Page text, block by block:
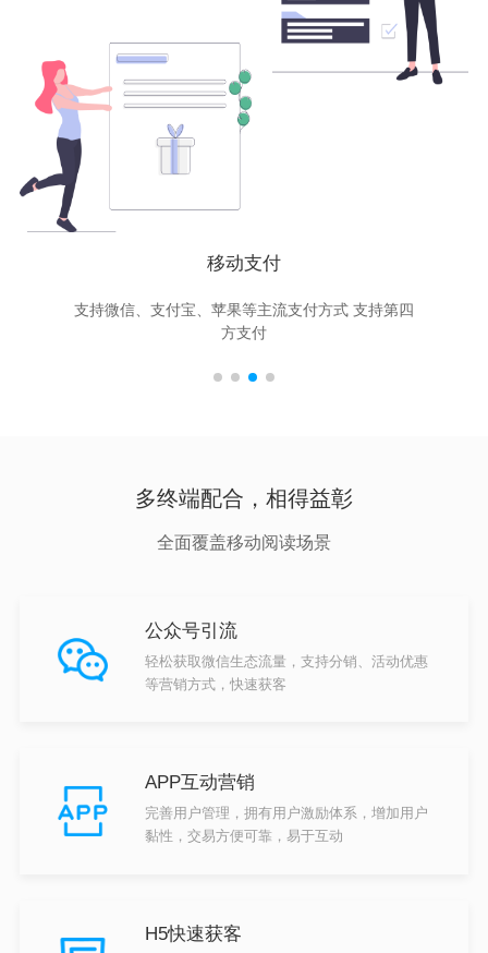
移动支付
支持微信、支付宝、苹果等主流支付方式 支持第四
方支付
多终端配合，相得益彰
全面覆盖移动阅读场景
公众号引流
轻松获取微信生态流量，支持分销、活动优惠
等营销方式，快速获客
APP互动营销
完善用户管理，拥有用户激励体系，增加用户
黏性，交易方便可靠，易于互动
H5快速获客